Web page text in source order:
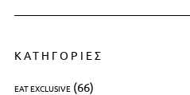
ΚΑΤΗΓΟΡΙΕΣ
EAT EXCLUSIVE(66)